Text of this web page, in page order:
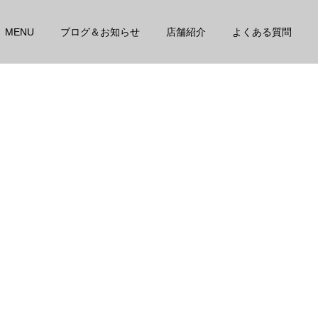
MENU ブログ＆お知らせ 店舗紹介 よくある質問